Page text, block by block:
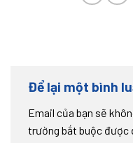
Để lại một bình
Email của bạn sẽ
trường bắt buộc được